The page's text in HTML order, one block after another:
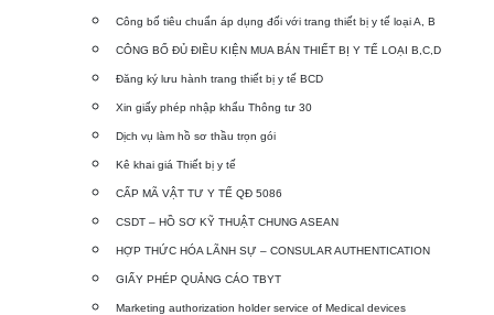
TBYT
Công bố tiêu chuẩn áp dụng đối với trang thiết bị y tế loại A, B
CÔNG BỐ ĐỦ ĐIỀU KIỆN MUA BÁN THIẾT BỊ Y TẾ LOẠI B,C,D
Đăng ký lưu hành trang thiết bị y tế BCD
Xin giấy phép nhập khẩu Thông tư 30
Dịch vụ làm hồ sơ thầu trọn gói
Kê khai giá Thiết bị y tế
CẤP MÃ VẬT TƯ Y TẾ QĐ 5086
CSDT – HỒ SƠ KỸ THUẬT CHUNG ASEAN
HỢP THỨC HÓA LÃNH SỰ – CONSULAR AUTHENTICATION
GIẤY PHÉP QUẢNG CÁO TBYT
Marketing authorization holder service of Medical devices